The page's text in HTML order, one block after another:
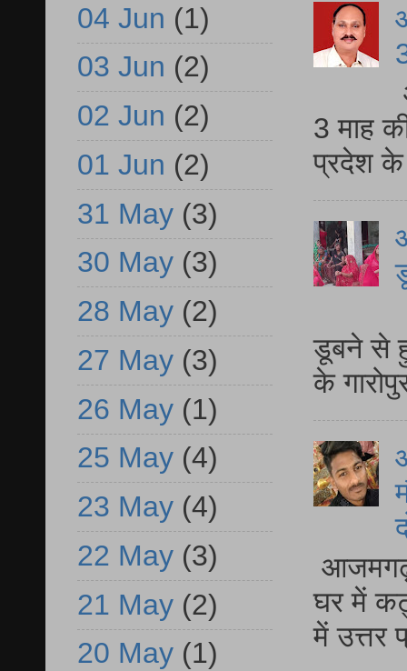
3 माह
प्रदेश
डूबने से
के
घर में
में
04 Jun (1)
03 Jun (2)
02 Jun (2)
01 Jun (2)
31 May (3)
30 May (3)
28 May (2)
27 May (3)
26 May (1)
25 May (4)
23 May (4)
22 May (3)
21 May (2)
20 May (1)